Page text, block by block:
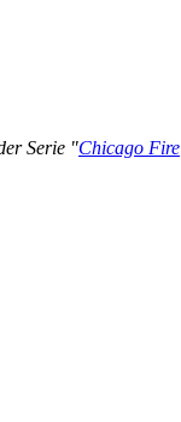
Serie "Chicago Fire